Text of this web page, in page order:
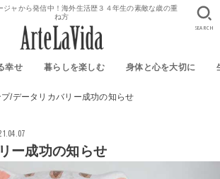
ジャから発信中！海外生活歴３４年生の素敵な歳の重
ね方
幸せ 暮らしを楽しむ 身体と心を大切に
SEARCH
プ データリカバリー成功の知らせ
ー成功の知らせ